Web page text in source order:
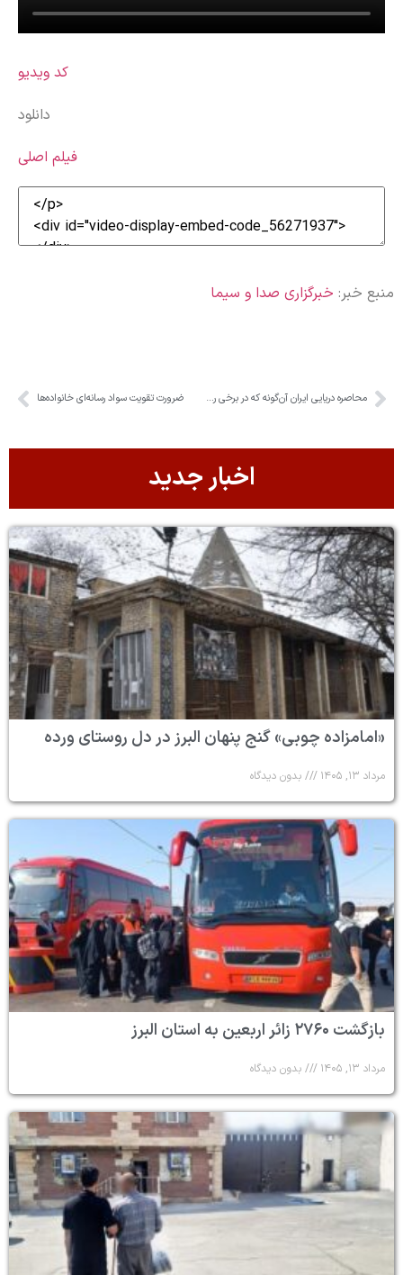
کد ویدیو
دانلود
فیلم اصلی
منبع خبر: خبرگزاری صدا و سیما
محاصره دریایی ایران آن‌گونه که در برخی رسانه‌های دشمنان مطرح می‌شود نیست ضرورت تقویت سواد رسانه‌ای خانواده‌ها
اخبار جدید
«امامزاده چوبی» گنج پنهان البرز در دل روستای ورده
مرداد ۱۳, ۱۴۰۵ بدون دیدگاه
بازگشت ۲۷۶۰ زائر اربعین به استان البرز
مرداد ۱۳, ۱۴۰۵ بدون دیدگاه